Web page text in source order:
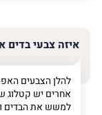
שלך
טלפון (חובה)
איזה צבעי בדים
להלן הצבעים
אחרים יש קטלוג
למשש את הבדים